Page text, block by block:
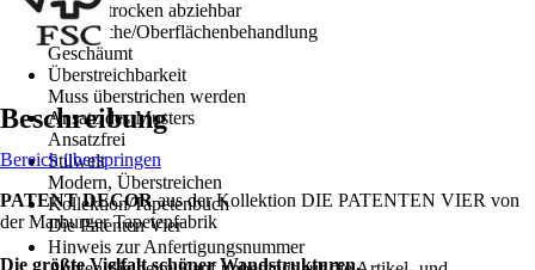
Restlos trocken abziehbar
Oberfläche/Oberflächenbehandlung
Geschäumt
Überstreichbarkeit
Muss überstrichen werden
Ansatz des Musters
Ansatzfrei
Stilwelt
Modern, Überstreichen
Kollektion/Tapetenbuch
Die Patenten Vier
Hinweis zur Anfertigungsnummer
Beschreibung
Bereich überspringen
PATENT DECORaus der Kollektion DIE PATENTEN VIER von
der Marburger Tapetenfabrik
Die größte Vielfalt schöner Wandstrukturen.